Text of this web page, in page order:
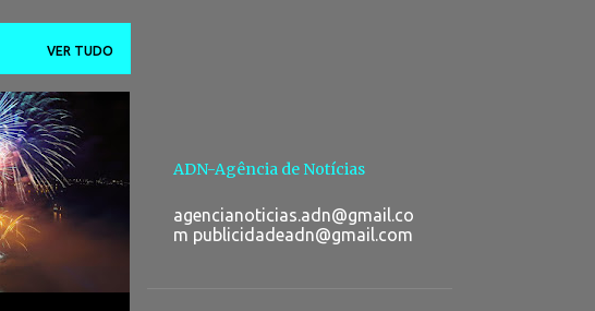
VER TUDO
ADN-Agência de Notícias
agencianoticias.adn@gmail.co
m publicidadeadn@gmail.com